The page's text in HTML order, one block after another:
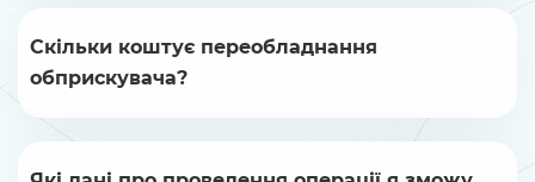
Скільки коштує переобладнання
обприскувача?